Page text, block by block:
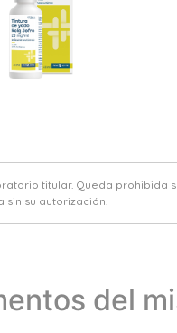
titular. Queda prohibida
sin su autorización.
del